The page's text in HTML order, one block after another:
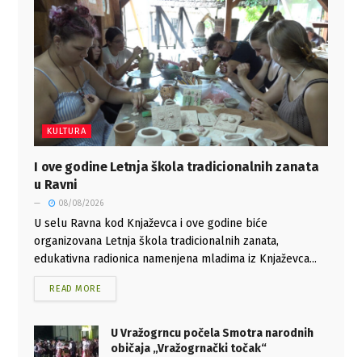
KULTURA
I ove godine Letnja škola tradicionalnih zanata
u Ravni
08/08/2026
U selu Ravna kod Knjaževca i ove godine biće
organizovana Letnja škola tradicionalnih zanata,
edukativna radionica namenjena mladima iz Knjaževca...
READ MORE
U Vražogrncu počela Smotra narodnih
običaja „Vražogrnački točak“